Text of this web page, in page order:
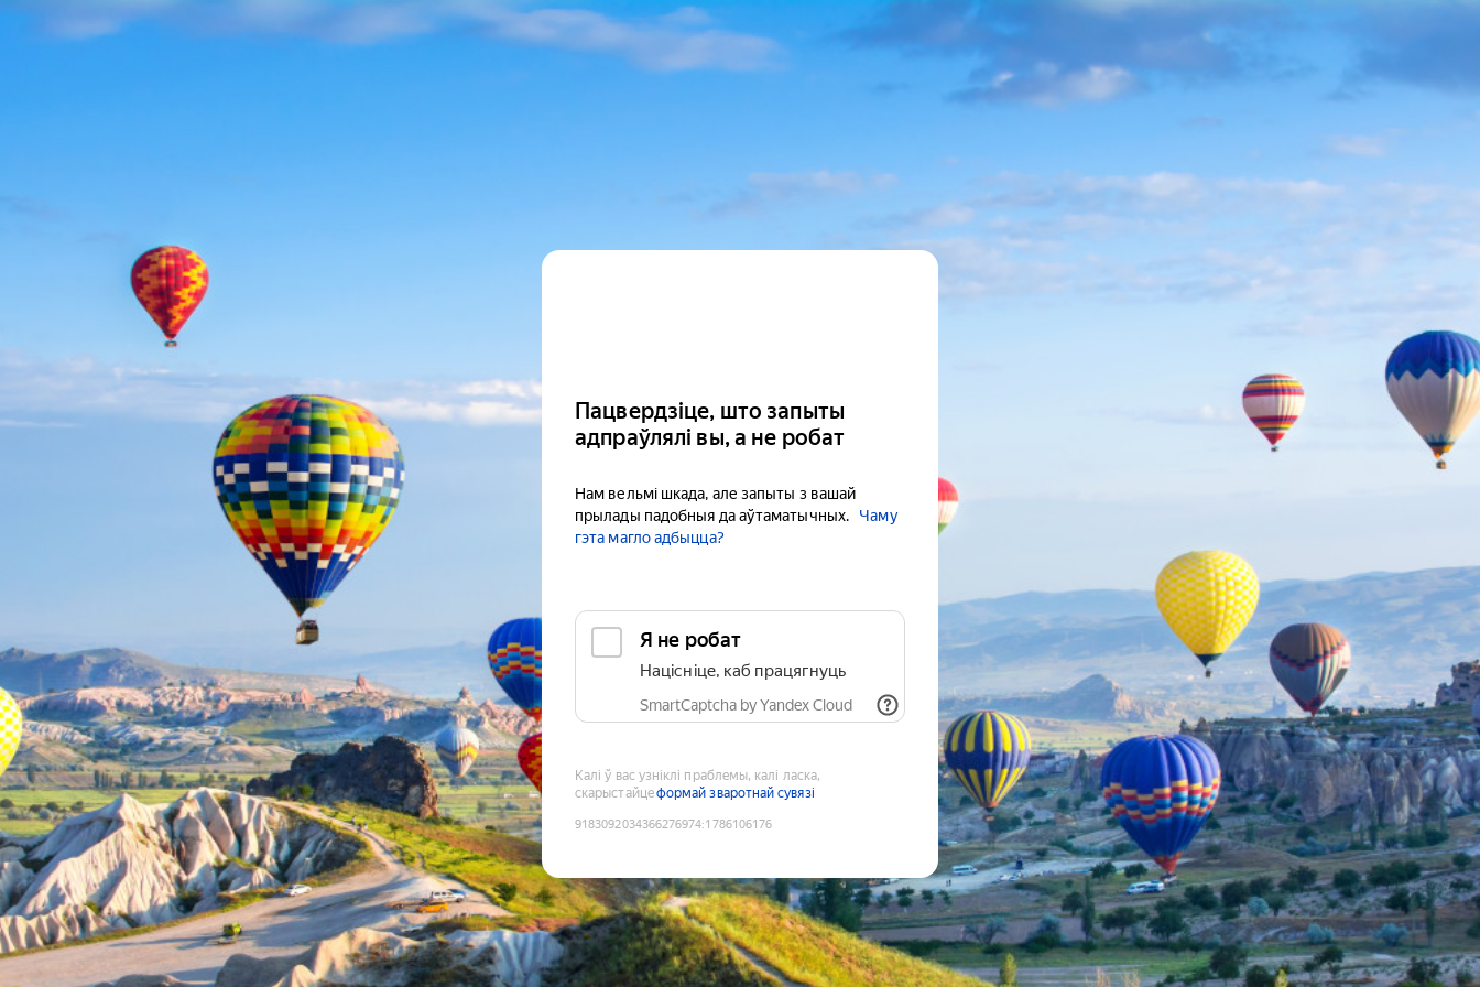
Пацвердзіце, што запыты
адпраўлялі вы, а не робат
Нам вельмі шкада, але запыты з вашай
прылады падобныя да аўтаматычных.
Чаму
гэта магло адбыцца?
Я не робат
Націсніце, каб працягнуць
SmartCaptcha by Yandex Cloud
Калі ў вас узніклі праблемы, калі ласка,
скарыстайцеформай зваротнай сувязі
9183092034366276974:1786106176